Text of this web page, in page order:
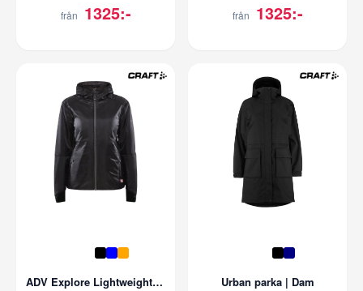
från 1325:- från 1325:-
ADV Explore Lightweight Jacket | Dam Urban parka | Dam